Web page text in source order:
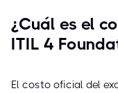
¿Cuál es el
ITIL 4
El costo oficial del